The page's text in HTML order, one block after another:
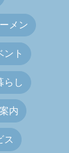
メン
ント
らし
内
ス